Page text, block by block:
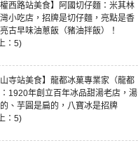
權西路站美食】阿國切仔麵：米其林
小吃店，招牌是切仔麵，亮點是香
古早味油蔥飯（豬油拌飯）！
：5)
山寺站美食】龍都冰菓專業家（龍都
1920年創立百年冰品甜湯老店，湯
、芋圓是扁的，八寶冰是招牌
：5)